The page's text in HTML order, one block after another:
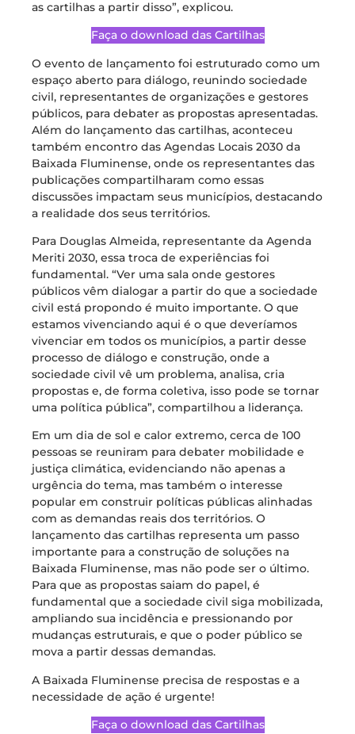
as cartilhas a partir disso”, explicou.
Faça o download das Cartilhas
O evento de lançamento foi estruturado como um
espaço aberto para diálogo, reunindo sociedade
civil, representantes de organizações e gestores
públicos, para debater as propostas apresentadas.
Além do lançamento das cartilhas, aconteceu
também encontro das Agendas Locais 2030 da
Baixada Fluminense, onde os representantes das
publicações compartilharam como essas
discussões impactam seus municípios, destacando
a realidade dos seus territórios.
Para Douglas Almeida, representante da Agenda
Meriti 2030, essa troca de experiências foi
fundamental. “Ver uma sala onde gestores
públicos vêm dialogar a partir do que a sociedade
civil está propondo é muito importante. O que
estamos vivenciando aqui é o que deveríamos
vivenciar em todos os municípios, a partir desse
processo de diálogo e construção, onde a
sociedade civil vê um problema, analisa, cria
propostas e, de forma coletiva, isso pode se tornar
uma política pública”, compartilhou a liderança.
Em um dia de sol e calor extremo, cerca de 100
pessoas se reuniram para debater mobilidade e
justiça climática, evidenciando não apenas a
urgência do tema, mas também o interesse
popular em construir políticas públicas alinhadas
com as demandas reais dos territórios. O
lançamento das cartilhas representa um passo
importante para a construção de soluções na
Baixada Fluminense, mas não pode ser o último.
Para que as propostas saiam do papel, é
fundamental que a sociedade civil siga mobilizada,
ampliando sua incidência e pressionando por
mudanças estruturais, e que o poder público se
mova a partir dessas demandas.
A Baixada Fluminense precisa de respostas e a
necessidade de ação é urgente!
Faça o download das Cartilhas